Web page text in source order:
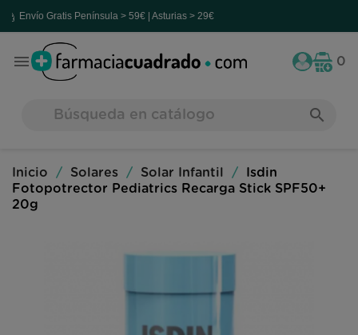
GratisPenínsula > 59€ | Asturias > 29€
 0
search
Inicio Solares Solar Infantil
Isdin
Fotopotrector Pediatrics Recarga Stick SPF50+
20g